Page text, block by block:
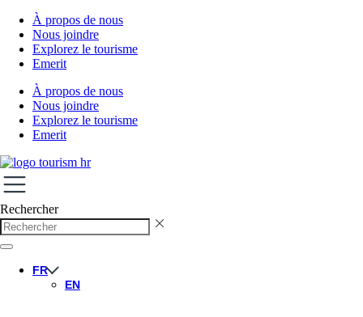
À propos de nous
Nous joindre
Explorez le tourisme
Emerit
À propos de nous
Nous joindre
Explorez le tourisme
Emerit
Rechercher
FR
EN